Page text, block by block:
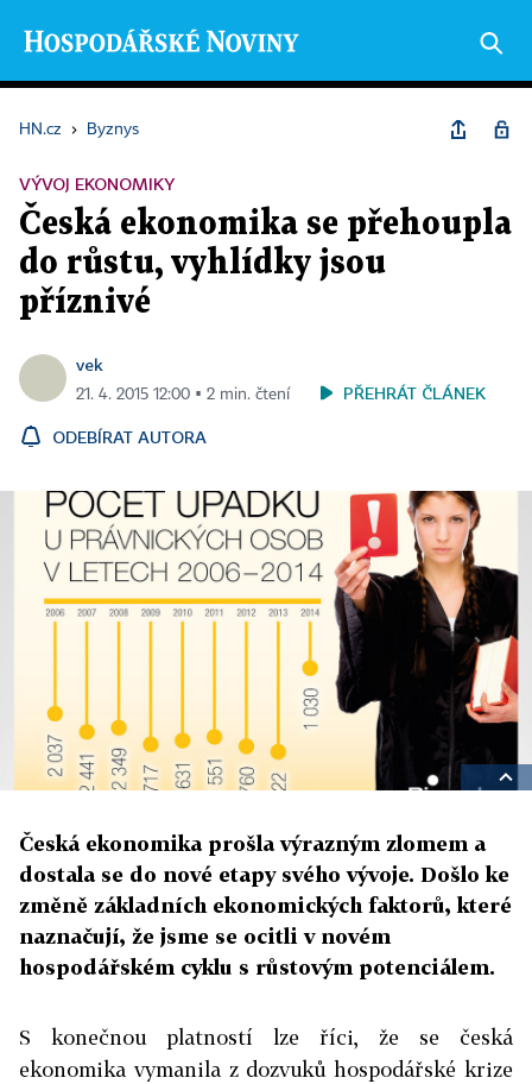
HN.cz › Byznys
VÝVOJ EKONOMIKY
Česká ekonomika se přehoupla
do růstu, vyhlídky jsou
příznivé
vek
21. 4. 2015 12:00 ▪ 2 min. čtení PŘEHRÁT ČLÁNEK
ODEBÍRAT AUTORA
Česká ekonomika prošla výrazným zlomem a
dostala se do nové etapy svého vývoje. Došlo ke
změně základních ekonomických faktorů, které
naznačují, že jsme se ocitli v novém
hospodářském cyklu s růstovým potenciálem.
S konečnou platností lze říci, že se česká
ekonomika vymanila z dozvuků hospodářské krize